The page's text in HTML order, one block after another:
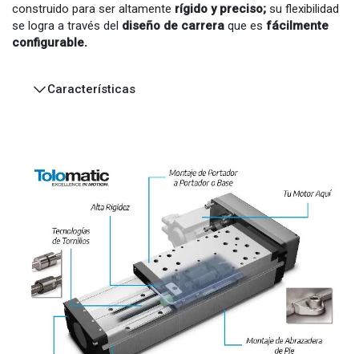
construido para ser altamente rígido y preciso; su flexibilidad
se logra a través del diseño de carrera que es fácilmente
configurable.
Características